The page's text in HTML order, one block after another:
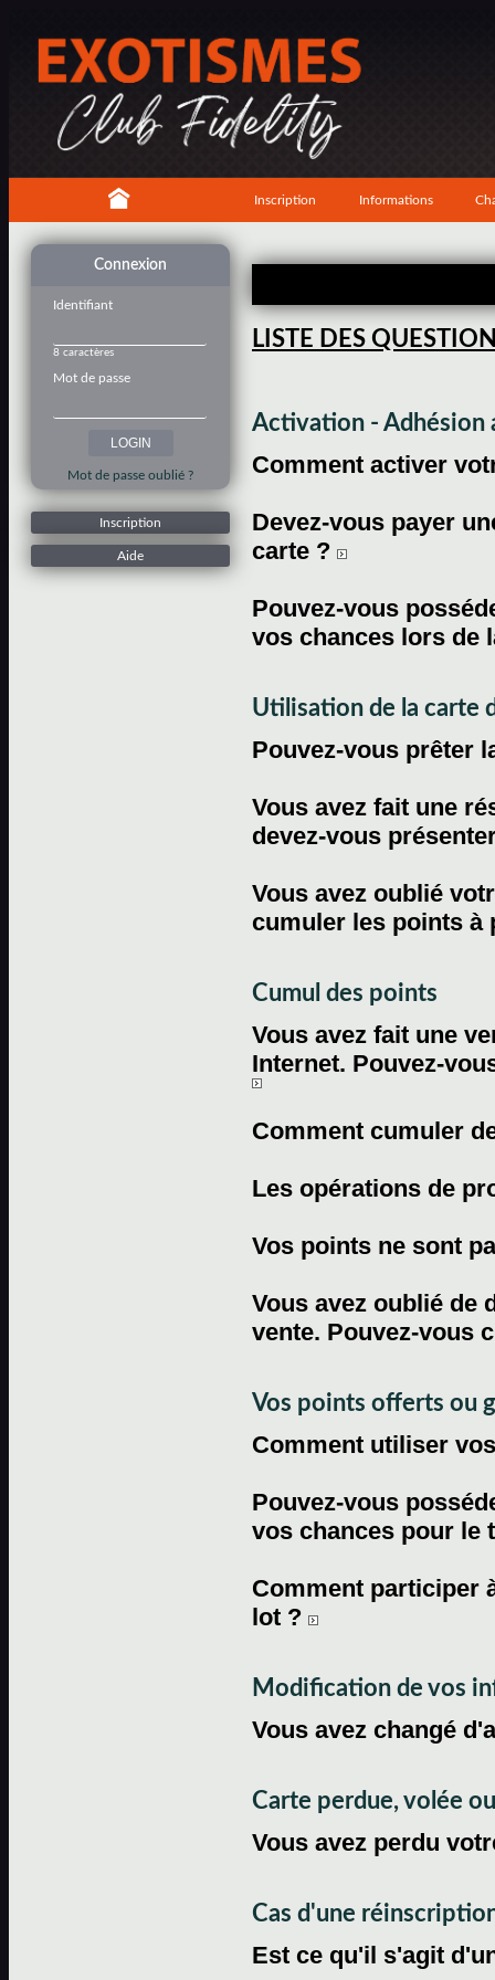
Inscription Informations
Connexion
Identifiant
8 caractères
Mot de passe
Mot de passe oublié ?
Inscription
Aide
LISTE DES
Activation - Adhésion
Comment activer
Devez-vous payer
carte ?
Pouvez-vous
vos chances lors de
Utilisation de la carte
Pouvez-vous prêter
Vous avez fait une
devez-vous
Vous avez oublié
cumuler les points
Cumul des points
Vous avez fait une
Internet. Pouvez-
Comment cumuler
Les opérations de
Vos points ne sont
Vous avez oublié de
vente. Pouvez-vous
Vos points offerts ou
Comment utiliser
Pouvez-vous
vos chances pour le
Comment participer
lot ?
Modification de vos
Vous avez changé
Carte perdue, volée
Vous avez perdu
Cas d'une
Est ce qu'il s'agit